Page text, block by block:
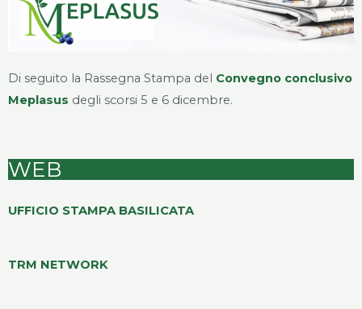
Di seguito la Rassegna Stampa del Convegno conclusivo
Meplasus degli scorsi 5 e 6 dicembre.
WEB
UFFICIO STAMPA BASILICATA
TRM NETWORK